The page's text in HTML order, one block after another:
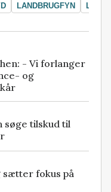
LANDBRUGFYN
- Vi forlanger
og
søge tilskud til
fokus på